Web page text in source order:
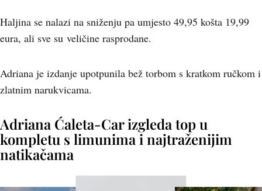
Haljina se nalazi na sniženju pa umjesto 49,95 košta 19,99
eura, ali sve su veličine rasprodane.
Adriana je izdanje upotpunila bež torbom s kratkom ručkom i
zlatnim narukvicama.
Adriana Ćaleta-Car izgleda top u
kompletu s limunima i najtraženijim
natikačama